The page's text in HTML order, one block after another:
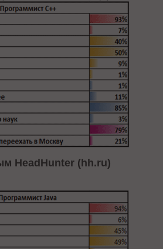
HeadHunter (hh.ru)